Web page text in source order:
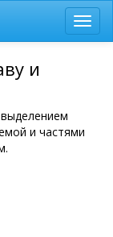
меню
и
и частями